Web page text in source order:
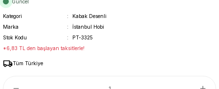
Güncel
Kategori
Kabak Desenli
Marka
İstanbul Hobi
Stok Kodu
PT-3325
*6,83 TL den başlayan taksitlerle!
Tüm Türkiye